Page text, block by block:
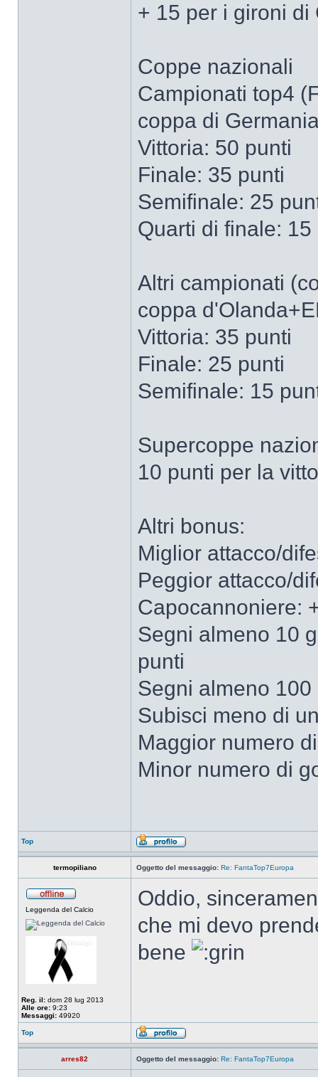
+ 15 per i gironi di
Coppe nazionali
Campionati top4
coppa di
Vittoria: 50 punti
Finale: 35 punti
Semifinale: 25
Quarti di finale: 15
Altri campionati
coppa
Vittoria: 35 punti
Finale: 25 punti
Semifinale: 15
Supercoppe
10 punti per la
Altri bonus:
Miglior attacco/
Peggior attacco/
Capocannoniere:
Segni almeno 10
punti
Segni almeno
Subisci meno di
Maggior numero
Minor numero di
Top
termopiliano Oggetto del messaggio: Re: FantaTop7Europa
Leggenda del Calcio
Reg. il: dom 28 lug 2013
Alle ore: 9:23
Messaggi: 49920
Oddio,
che mi devo
bene
Top
arres82 Oggetto del messaggio: Re: FantaTop7Europa